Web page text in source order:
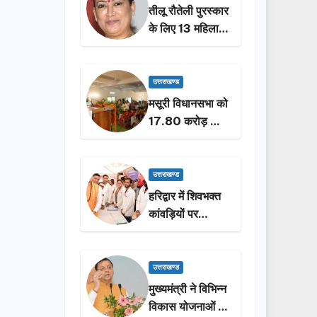
तीलू रौतेली पुरस्कार
के लिए 13 महिलाओं
का चयन, 35
कार्यकर्तियां भी होंगी
सम्मानित…
उत्तराखण्ड
मसूरी विधानसभा को
17.80 करोड़ की
विकास योजनाओं की
ने किया लोकार्पण-
शिलान्यास.
उत्तराखण्ड
हरिद्वार में शिवभक्त
कांवड़ियों पर
पुष्पवर्षा, मुख्यमंत्री
प्रक्षालन…
उत्तराखण्ड
मुख्यमंत्री ने विभिन्न
विकास योजनाओं के